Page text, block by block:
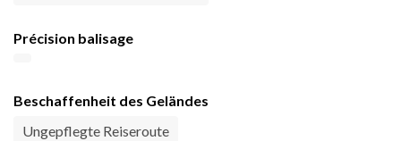
Précision balisage
Beschaffenheit des Geländes
Ungepflegte Reiseroute